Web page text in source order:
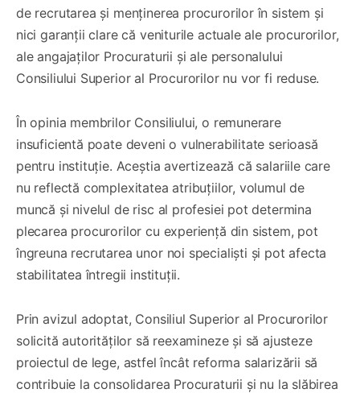
de recrutarea și menținerea procurorilor în sistem și
nici garanții clare că veniturile actuale ale procurorilor,
ale angajaților Procuraturii și ale personalului
Consiliului Superior al Procurorilor nu vor fi reduse.
În opinia membrilor Consiliului, o remunerare
insuficientă poate deveni o vulnerabilitate serioasă
pentru instituție. Aceștia avertizează că salariile care
nu reflectă complexitatea atribuțiilor, volumul de
muncă și nivelul de risc al profesiei pot determina
plecarea procurorilor cu experiență din sistem, pot
îngreuna recrutarea unor noi specialiști și pot afecta
stabilitatea întregii instituții.
Prin avizul adoptat, Consiliul Superior al Procurorilor
solicită autorităților să reexamineze și să ajusteze
proiectul de lege, astfel încât reforma salarizării să
contribuie la consolidarea Procuraturii și nu la slăbirea